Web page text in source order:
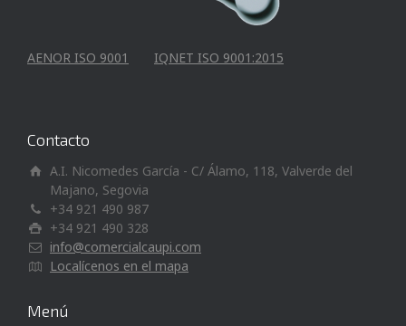
AENOR ISO 9001 IQNET ISO 9001:2015
Contacto
A.I. Nicomedes García - C/ Álamo, 118, Valverde del
Majano, Segovia
+34 921 490 987
+34 921 490 328
info@comercialcaupi.com
Localícenos en el mapa
Menú